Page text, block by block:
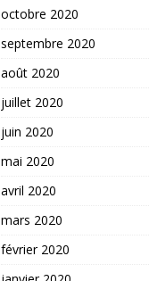
octobre 2020
septembre 2020
août 2020
juillet 2020
juin 2020
mai 2020
avril 2020
mars 2020
février 2020